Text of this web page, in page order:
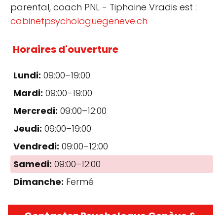
parental, coach PNL - Tiphaine Vradis est :
cabinetpsychologuegeneve.ch
Horaires d'ouverture
Lundi: 09:00–19:00
Mardi: 09:00–19:00
Mercredi: 09:00–12:00
Jeudi: 09:00–19:00
Vendredi: 09:00–12:00
Samedi: 09:00–12:00
Dimanche: Fermé